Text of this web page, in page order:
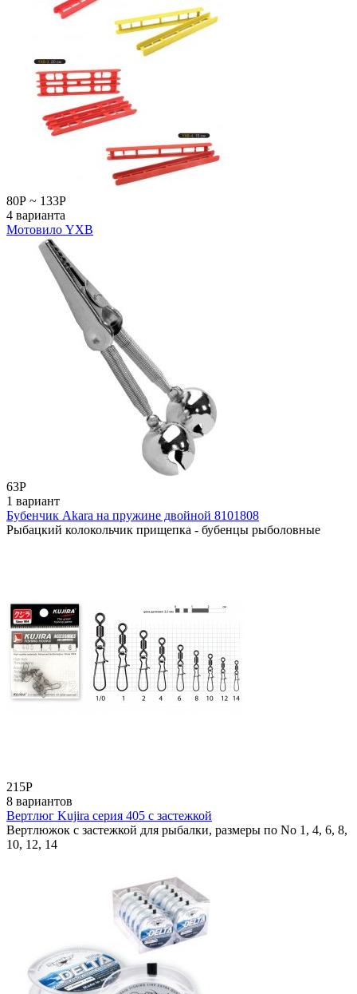
80Р ~ 133Р
4 варианта
Мотовило YXB
63Р
1 вариант
Бубенчик Akara на пружине двойной 8101808
Рыбацкий колокольчик прищепка - бубенцы рыболовные
215Р
8 вариантов
Вертлюг Kujira серия 405 с застежкой
Вертлюжок с застежкой для рыбалки, размеры по No 1, 4, 6, 8,
10, 12, 14